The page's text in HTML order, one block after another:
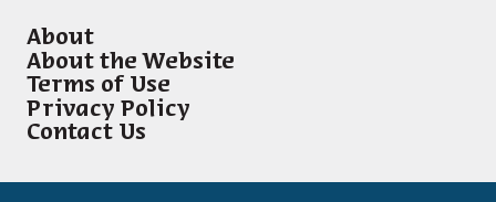
About
About the Website
Terms of Use
Privacy Policy
Contact Us